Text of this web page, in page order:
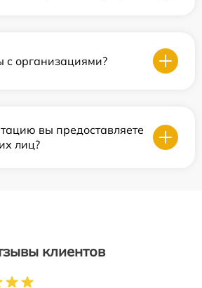
с организациями?
вы предоставляете
лиц?
клиентов